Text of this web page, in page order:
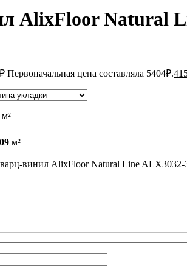
AlixFloor Natural
₽ Первоначальная цена составляла 5404₽.
м²
м²
винил AlixFloor Natural Line